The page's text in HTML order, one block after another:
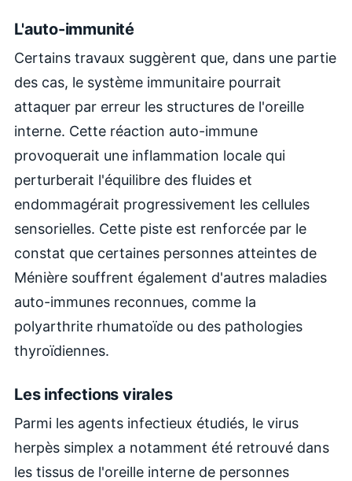
L'auto-immunité
Certains travaux suggèrent que, dans une partie
des cas, le système immunitaire pourrait
attaquer par erreur les structures de l'oreille
interne. Cette réaction auto-immune
provoquerait une inflammation locale qui
perturberait l'équilibre des fluides et
endommagérait progressivement les cellules
sensorielles. Cette piste est renforcée par le
constat que certaines personnes atteintes de
Ménière souffrent également d'autres maladies
auto-immunes reconnues, comme la
polyarthrite rhumatoïde ou des pathologies
thyroïdiennes.
Les infections virales
Parmi les agents infectieux étudiés, le virus
herpès simplex a notamment été retrouvé dans
les tissus de l'oreille interne de personnes